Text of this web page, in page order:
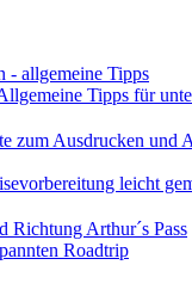
Tipps für
leicht
Roadtrip